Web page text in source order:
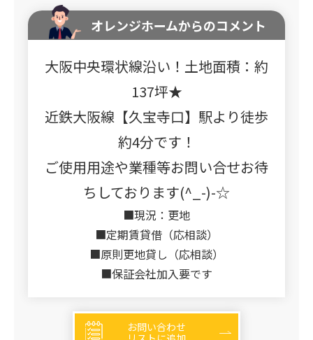
オレンジホームからのコメント
大阪中央環状線沿い！土地面積：約
137坪★
近鉄大阪線【久宝寺口】駅より徒歩
約4分です！
ご使用用途や業種等お問い合せお待
ちしております(^_-)-☆
■現況：更地
■定期賃貸借（応相談）
■原則更地貸し（応相談）
■保証会社加入要です
お問い合わせ